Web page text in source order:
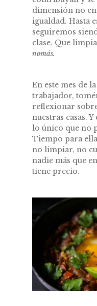
dimensión no
igualdad. Hasta
seguiremos
clase. Que
nomás.
En este mes de
trabajador,
reflexionar
nuestras casas.
lo único que no
Tiempo para
no limpiar, no
nadie más que
tiene precio.